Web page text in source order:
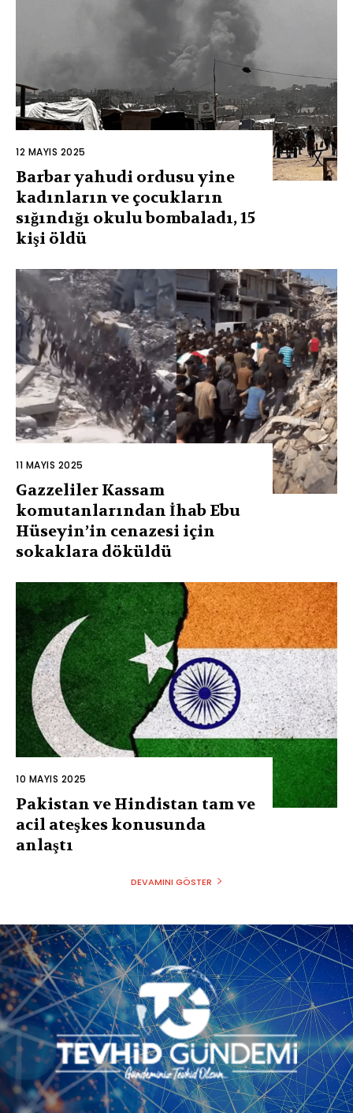
12 MAYIS 2025
Barbar yahudi ordusu yine
kadınların ve çocukların
sığındığı okulu bombaladı, 15
kişi öldü
11 MAYIS 2025
Gazzeliler Kassam
komutanlarından İhab Ebu
Hüseyin’in cenazesi için
sokaklara döküldü
10 MAYIS 2025
Pakistan ve Hindistan tam ve
acil ateşkes konusunda
anlaştı
DEVAMINI GÖSTER